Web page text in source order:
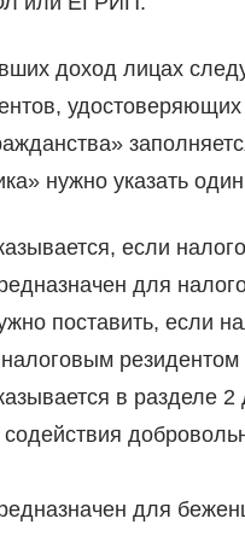
доход лицах
нужно указать
если
для
поставить, если
налоговым
в разделе
содействия
для